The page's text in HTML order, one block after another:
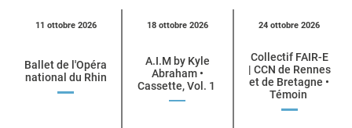
Calendario
per
categoria
11 ottobre 2026
Ballet de l'Opéra
national du Rhin
18 ottobre 2026
A.I.M by Kyle
Abraham •
Cassette, Vol. 1
24 ottobre 2026
Collectif FAIR-E
| CCN de Rennes
et de Bretagne •
Témoin